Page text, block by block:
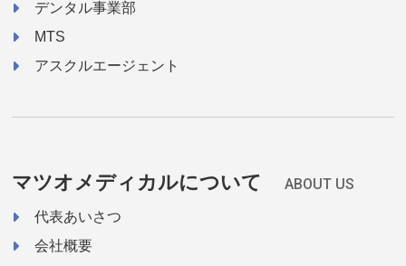
デンタル事業部
MTS
アスクルエージェント
マツオメディカルについて ABOUT US
代表あいさつ
会社概要